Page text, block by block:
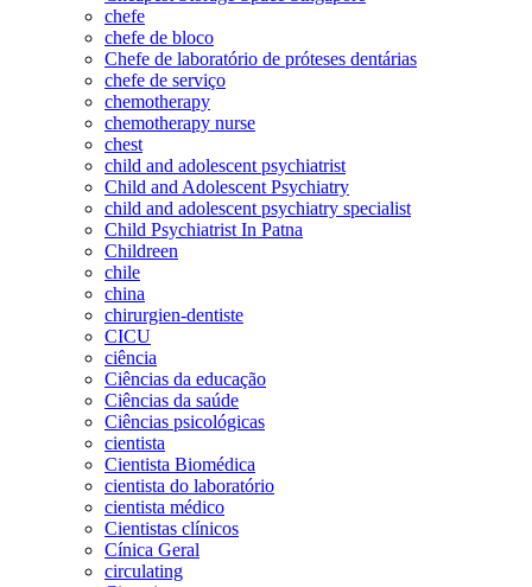
chefe
chefe de bloco
Chefe de laboratório de próteses dentárias
chefe de serviço
chemotherapy
chemotherapy nurse
chest
child and adolescent psychiatrist
Child and Adolescent Psychiatry
child and adolescent psychiatry specialist
Child Psychiatrist In Patna
Childreen
chile
china
chirurgien-dentiste
CICU
ciência
Ciências da educação
Ciências da saúde
Ciências psicológicas
cientista
Cientista Biomédica
cientista do laboratório
cientista médico
Cientistas clínicos
Cínica Geral
circulating